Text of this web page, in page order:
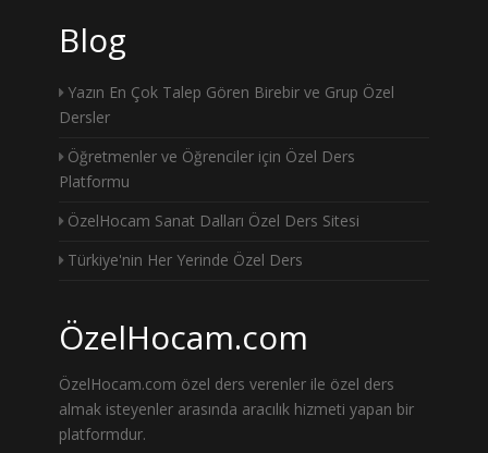
Blog
Yazın En Çok Talep Gören Birebir ve Grup Özel
Dersler
Öğretmenler ve Öğrenciler için Özel Ders
Platformu
ÖzelHocam Sanat Dalları Özel Ders Sitesi
Türkiye'nin Her Yerinde Özel Ders
ÖzelHocam.com
ÖzelHocam.com özel ders verenler ile özel ders
almak isteyenler arasında aracılık hizmeti yapan bir
platformdur.